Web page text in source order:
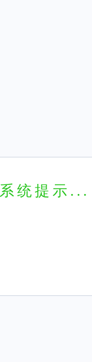
系统提示...